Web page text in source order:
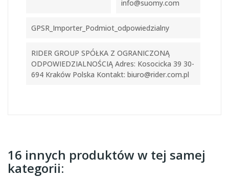
info@suomy.com
GPSR_Importer_Podmiot_odpowiedzialny
RIDER GROUP SPÓŁKA Z OGRANICZONĄ
ODPOWIEDZIALNOŚCIĄ Adres: Kosocicka 39 30-
694 Kraków Polska Kontakt: biuro@rider.com.pl
16 innych produktów w tej samej
kategorii: